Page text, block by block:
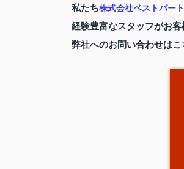
私たち株式会社ベストパー
経験豊富なスタッフがお
弊社へのお問い合わせはこ